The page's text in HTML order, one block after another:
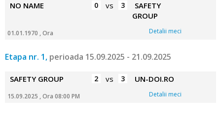
NO NAME 0 vs 3
SAFETY
GROUP
01.01.1970 , Ora Detalii meci
Etapa nr. 1, perioada 15.09.2025 - 21.09.2025
SAFETY GROUP 2 vs 3 UN-DOI.RO
15.09.2025 , Ora 08:00 PM Detalii meci